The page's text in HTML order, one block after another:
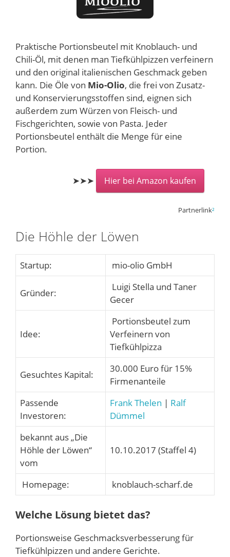
Praktische Portionsbeutel mit Knoblauch- und
Chili-Öl, mit denen man Tiefkühlpizzen verfeinern
und den original italienischen Geschmack geben
kann. Die Öle von Mio-Olio, die frei von Zusatz-
und Konservierungsstoffen sind, eignen sich
außerdem zum Würzen von Fleisch- und
Fischgerichten, sowie von Pasta. Jeder
Portionsbeutel enthält die Menge für eine
Portion.
➤➤➤ Hier bei Amazon kaufen
Partnerlink²
Die Höhle der Löwen
Startup: mio-olio GmbH
Gründer:
Luigi Stella und Taner
Gecer
Idee:
Portionsbeutel zum
Verfeinern von
Tiefkühlpizza
Gesuchtes Kapital:
30.000 Euro für 15%
Firmenanteile
Passende
Investoren:
Frank Thelen | Ralf
Dümmel
bekannt aus „Die
Höhle der Löwen“
vom
10.10.2017 (Staffel 4)
Homepage: knoblauch-scharf.de
Welche Lösung bietet das?
Portionsweise Geschmacksverbesserung für
Tiefkühlpizzen und andere Gerichte.